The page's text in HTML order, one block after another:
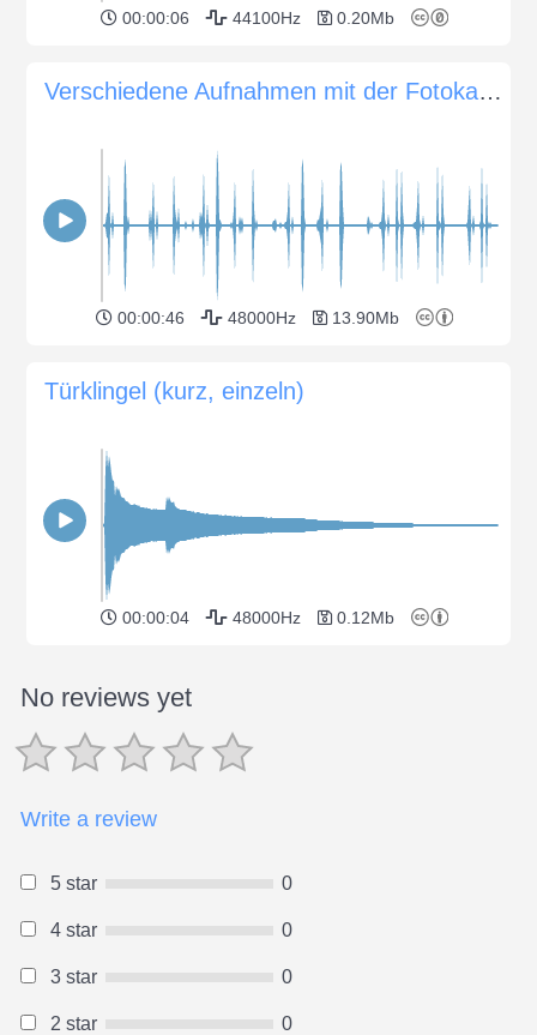
00:00:06 44100Hz 0.20Mb
Verschiedene Aufnahmen mit der Fotokamera
00:00:46 48000Hz 13.90Mb
Türklingel (kurz, einzeln)
00:00:04 48000Hz 0.12Mb
No reviews yet
Write a review
5 star 0
4 star 0
3 star 0
2 star 0